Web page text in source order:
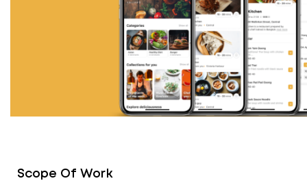
Scope Of Work